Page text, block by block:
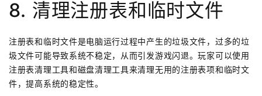
8. 清理注册表和临时文件
注册表和临时文件是电脑运行过程中产生的垃圾文件，过多的垃
圾文件可能导致系统不稳定，从而引发游戏闪退。玩家可以使用
注册表清理工具和磁盘清理工具来清理无用的注册表项和临时文
件，提高系统的稳定性。